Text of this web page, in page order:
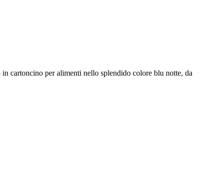
cartoncino per alimenti nello splendido colore blu notte, da